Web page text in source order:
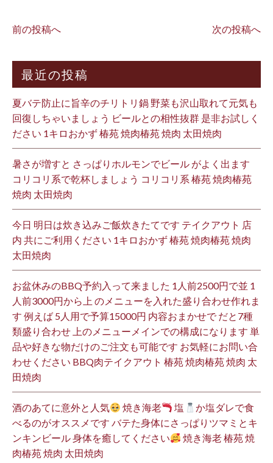
前の投稿へ 次の投稿へ
最近の投稿
夏バテ防止に旨辛のチリトリ鍋 野菜も沢山取れて元気も
回復しちゃいましょう ビールとの相性抜群 是非お試しく
ださい 1キロおかず 椿苑 焼肉椿苑 焼肉 太田焼肉
暑さが増すと さっぱりホルモンでビール がよく出ます
コリコリ系で乾杯しましょう コリコリ系 椿苑 焼肉椿苑
焼肉 太田焼肉
今日 明日は炊き込みご飯炊きたてです テイクアウト 店
内 共にご利用ください 1キロおかず 椿苑 焼肉椿苑 焼肉
太田焼肉
お盆休みのBBQ予約入って来ました 1人前2500円で並 1
人前3000円から上 のメニューを入れた盛り合わせ作れま
す 例えば 5人用で予算15000円 内容おまかせで だと7種
類盛り合わせ 上のメニューメインでの構成になります 単
品や好きな物だけのご注文も可能です お気軽にお問い合
わせください BBQ肉テイクアウト 椿苑 焼肉椿苑 焼肉 太
田焼肉
酒のあてに意外と人気 焼き海老 塩
か塩ダレで食
べるのがオススメです バテた身体にさっぱりツマミとキ
ンキンビール 身体を癒してください
焼き海老 椿苑 焼
肉椿苑 焼肉 太田焼肉